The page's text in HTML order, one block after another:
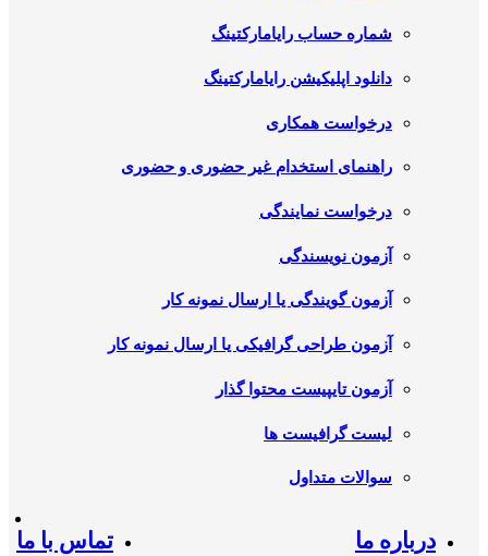
شماره حساب رایامارکتینگ
دانلود اپلیکیشن رایامارکتینگ
درخواست همکاری
راهنمای استخدام غیر حضوری و حضوری
درخواست نمایندگی
آزمون نویسندگی
آزمون گویندگی یا ارسال نمونه کار
آزمون طراحی گرافیکی یا ارسال نمونه کار
آزمون تایپیست محتوا گذار
لیست گرافیست ها
سوالات متداول
درباره ما تماس با ما